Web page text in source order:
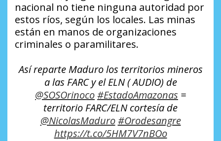
nacional no tiene ninguna autoridad por
estos ríos, según los locales. Las minas
están en manos de organizaciones
criminales o paramilitares.
Así reparte Maduro los territorios mineros
a las FARC y el ELN ( AUDIO) de
@SOSOrinoco#EstadoAmazonas =
territorio FARC/ELN cortesía de
@NicolasMaduro #Orodesangre
https://t.co/5HM7V7nBOo